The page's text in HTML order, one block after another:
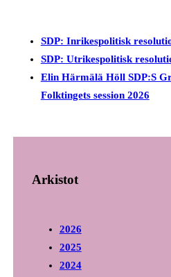
SDP: Inrikespolitisk
SDP: Utrikespolitisk
Elin Härmälä Höll SDP:S
Folktingets session 2026
Arkistot
2026
2025
2024